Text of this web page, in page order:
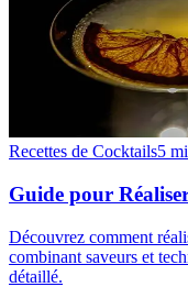
Recettes de Cocktails5
Guide pour
Découvrez comment
combinant saveurs et
détaillé.